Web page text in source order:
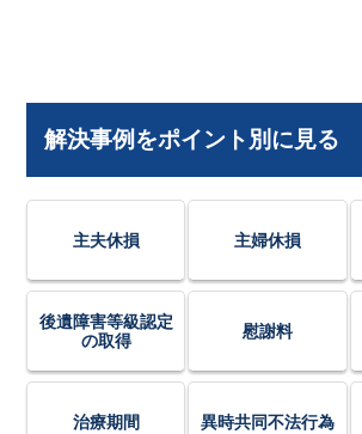
解決事例をポイント別に見る
主夫休損 主婦休損
後遺障害等級認定
の取得
慰謝料
治療期間 異時共同不法行為